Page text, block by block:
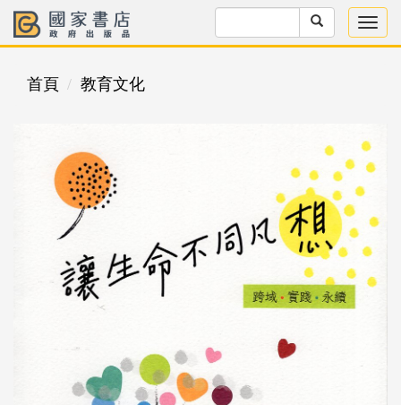
首頁 教育文化